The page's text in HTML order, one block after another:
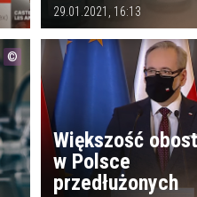
29.01.2021, 16:13
Większość
w Polsce
przedłużonych